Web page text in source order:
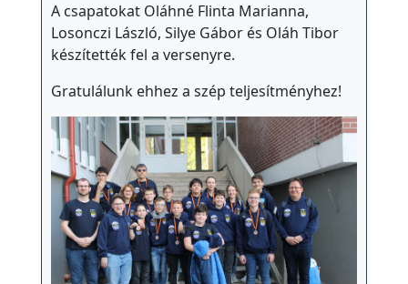
A csapatokat Oláhné Flinta Marianna,
Losonczi László, Silye Gábor és Oláh Tibor
készítették fel a versenyre.
Gratulálunk ehhez a szép teljesítményhez!